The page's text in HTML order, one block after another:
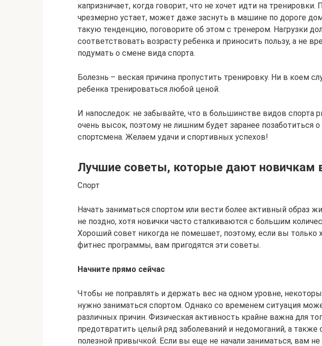
капризничает, когда говорит, что не хочет идти на тренировки.
чрезмерно устает, может даже заснуть в машине по дороге
такую тенденцию, поговорите об этом с тренером. Нагрузки
соответствовать возрасту ребенка и приносить пользу, а не
подумать о смене вида спорта.
Болезнь – веская причина пропустить тренировку. Ни в коем
ребенка тренироваться любой ценой.
И напоследок: не забывайте, что в большинстве видов спорта
очень высок, поэтому не лишним будет заранее позаботиться
спортсмена. Желаем удачи и спортивных успехов!
Лучшие советы, которые дают новичкам
Спорт
Начать заниматься спортом или вести более активный образ
не поздно, хотя новички часто сталкиваются с большим
Хороший совет никогда не помешает, поэтому, если вы только
фитнес программы, вам пригодятся эти советы.
Начните прямо сейчас
Чтобы не поправлять и держать вес на одном уровне,
нужно заниматься спортом. Однако со временем ситуация
различных причин. Физическая активность крайне важна для
предотвратить целый ряд заболеваний и недомоганий, а также
полезной привычкой. Если вы еще не начали заниматься, вам не